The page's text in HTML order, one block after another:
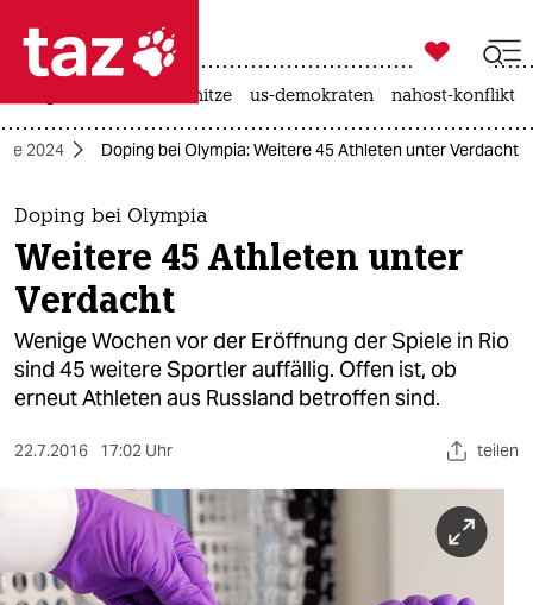
 taz zahl ich
taz zahl ich
themen
politik
öko
gesellschaft
berlin
nord

taz zahl ich
hitze us-demokraten nahost-konflikt
2024 Doping bei Olympia: Weitere 45 Athleten unter Verdacht
Doping bei Olympia
Weitere 45 Athleten unter
Verdacht
Wenige Wochen vor der Eröffnung der Spiele in Rio
sind 45 weitere Sportler auffällig. Offen ist, ob
erneut Athleten aus Russland betroffen sind.
22.7.2016 17:02 Uhr teilen